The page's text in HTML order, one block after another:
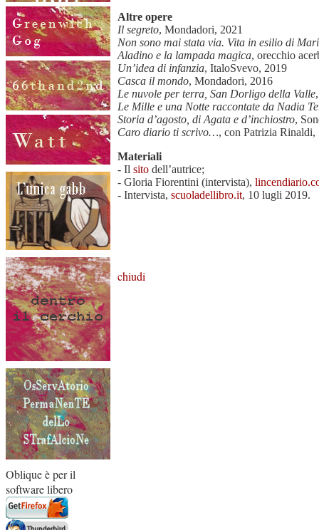
Oblique è per il
software libero
Altre opere
Il segreto, Mondadori, 2021
Non sono mai stata via. Vita in esilio di
Aladino e la lampada magica, orecchio
Un’idea di infanzia, ItaloSvevo, 2019
Casca il mondo, Mondadori, 2016
Le nuvole per terra, San Dorligo della Valle
Le Mille e una Notte raccontate da Nadia
Storia d’agosto, di Agata e d’inchiostro,
Caro diario ti scrivo…, con Patrizia Rinaldi,
Materiali
- Il sito dell’autrice;
- Gloria Fiorentini (intervista),
- Intervista, scuoladellibro.it, 10 lugli 2019.
chiudi